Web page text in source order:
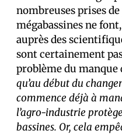
nombreuses prises
mégabassines ne
auprès des
sont certainement
problème du manque
qu’au début du
commence déjà à
l’agro-industrie
bassines. Or, cela